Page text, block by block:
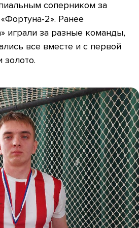
соперником за
2». Ранее
играли за разные команды,
все вместе и с первой
золото.